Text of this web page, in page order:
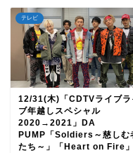
テレビ
12/31(木)「CDTVライブラ
ブ年越しスペシャル
2020→2021」DA
PUMP「Soldiers～慈しむ
たち～」「Heart on Fire」